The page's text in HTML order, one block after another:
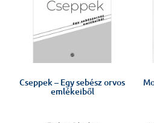
Cseppek – Egy sebész orvos
emlékeiből